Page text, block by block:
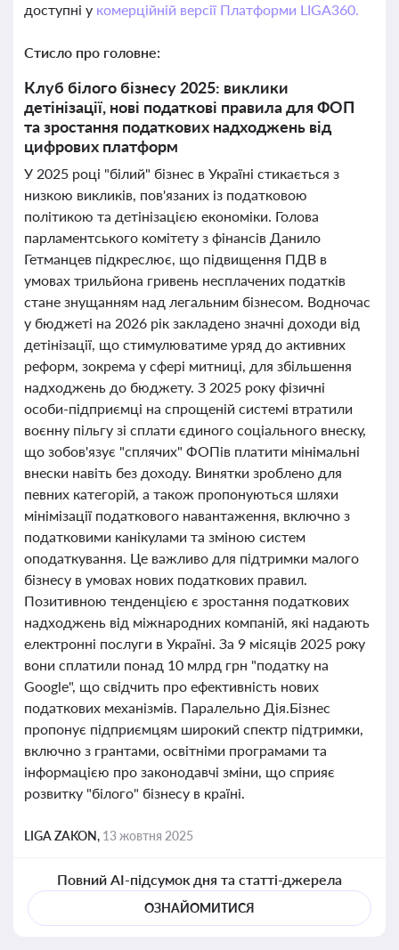
доступні у комерційній версії Платформи LIGA360.
Стисло про головне:
Клуб білого бізнесу 2025: виклики
детінізації, нові податкові правила для ФОП
та зростання податкових надходжень від
цифрових платформ
У 2025 році "білий" бізнес в Україні стикається з
низкою викликів, пов'язаних із податковою
політикою та детінізацією економіки. Голова
парламентського комітету з фінансів Данило
Гетманцев підкреслює, що підвищення ПДВ в
умовах трильйона гривень несплачених податків
стане знущанням над легальним бізнесом. Водночас
у бюджеті на 2026 рік закладено значні доходи від
детінізації, що стимулюватиме уряд до активних
реформ, зокрема у сфері митниці, для збільшення
надходжень до бюджету. З 2025 року фізичні
особи-підприємці на спрощеній системі втратили
воєнну пільгу зі сплати єдиного соціального внеску,
що зобов'язує "сплячих" ФОПів платити мінімальні
внески навіть без доходу. Винятки зроблено для
певних категорій, а також пропонуються шляхи
мінімізації податкового навантаження, включно з
податковими канікулами та зміною систем
оподаткування. Це важливо для підтримки малого
бізнесу в умовах нових податкових правил.
Позитивною тенденцією є зростання податкових
надходжень від міжнародних компаній, які надають
електронні послуги в Україні. За 9 місяців 2025 року
вони сплатили понад 10 млрд грн "податку на
Google", що свідчить про ефективність нових
податкових механізмів. Паралельно Дія.Бізнес
пропонує підприємцям широкий спектр підтримки,
включно з грантами, освітніми програмами та
інформацією про законодавчі зміни, що сприяє
розвитку "білого" бізнесу в країні.
LIGA ZAKON, 13 жовтня 2025
Повний AI-підсумок дня та статті-джерела
ОЗНАЙОМИТИСЯ